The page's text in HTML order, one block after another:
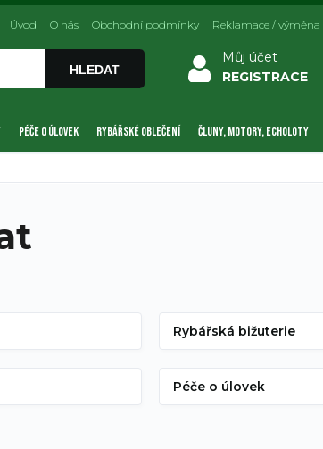
HLEDAT
Můj účet
REGISTRACE
Úvod O nás Obchodní podmínky Reklamace /
PÉČE O ÚLOVEK RYBÁŘSKÉ OBLEČENÍ ČLUNY, MOTORY, ECHOLOTY
Rybářská bižuterie
Péče o úlovek